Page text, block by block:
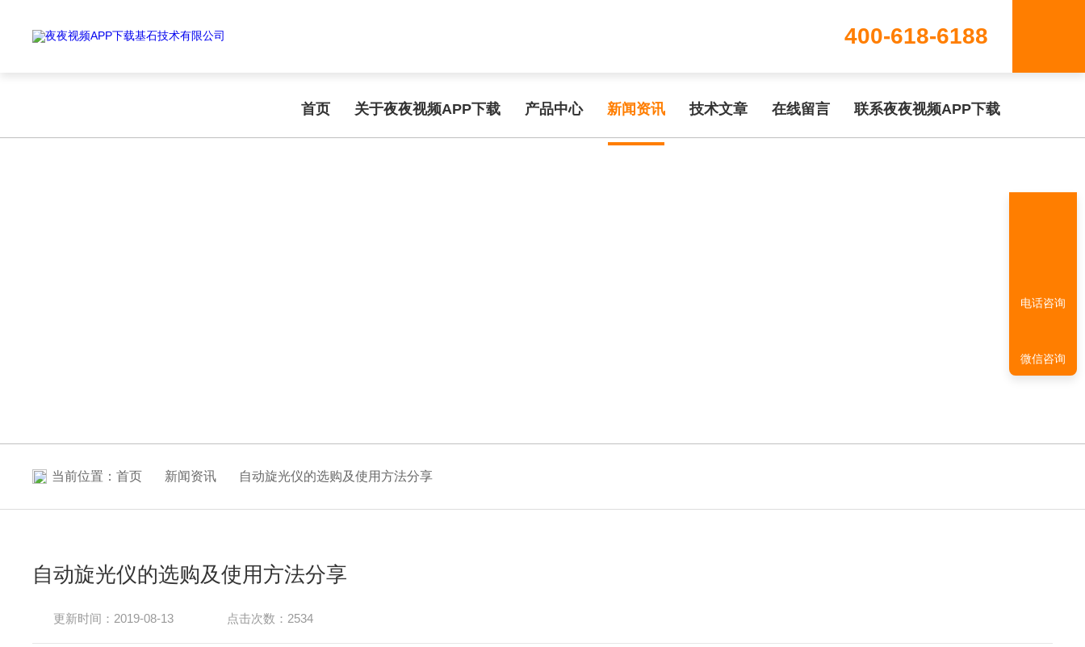
Warning: file_put_contents(./cachefile_yuan/shendoushi.net/cache/b9/3714e/2a54c.html): failed to open stream: No such file or directory in /www/wwwroot/T1.COM/func.phpon line115
400-618-6188
首页 关于夜夜视频APP下载 产品中心 新闻资讯 技术文章 在线留言 联系夜夜视频APP下载
当前位置： 首页 新闻资讯 自动旋光仪的选购及使用方法分享
自动旋光仪的选购及使用方法分享
更新时间：2019-08-13 点击次数：2534
电话咨询
微信咨询